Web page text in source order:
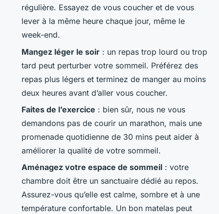
régulière. Essayez de vous coucher et de vous
lever à la même heure chaque jour, même le
week-end.
Mangez léger le soir : un repas trop lourd ou trop
tard peut perturber votre sommeil. Préférez des
repas plus légers et terminez de manger au moins
deux heures avant d’aller vous coucher.
Faites de l’exercice : bien sûr, nous ne vous
demandons pas de courir un marathon, mais une
promenade quotidienne de 30 mins peut aider à
améliorer la qualité de votre sommeil.
Aménagez votre espace de sommeil : votre
chambre doit être un sanctuaire dédié au repos.
Assurez-vous qu’elle est calme, sombre et à une
température confortable. Un bon matelas peut